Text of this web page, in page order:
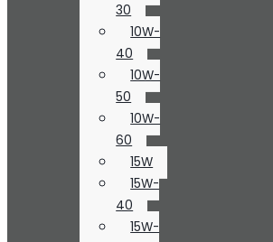
30
10W-
40
10W-
50
10W-
60
15W
15W-
40
15W-